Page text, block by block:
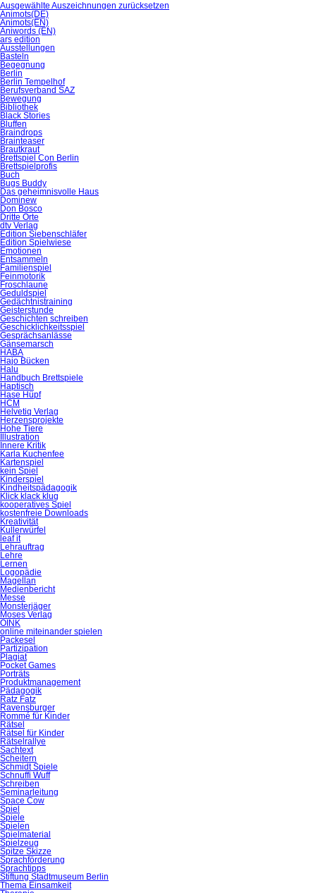
Ausgewählte Auszeichnungen zurücksetzen
Animots(DE)
Animots(EN)
Aniwords (EN)
ars edition
Ausstellungen
Basteln
Begegnung
Berlin
Berlin Tempelhof
Berufsverband SAZ
Bewegung
Bibliothek
Black Stories
Bluffen
Braindrops
Brainteaser
Brautkraut
Brettspiel Con Berlin
Brettspielprofis
Buch
Bugs Buddy
Das geheimnisvolle Haus
Dominew
Don Bosco
Dritte Orte
dtv Verlag
Edition Siebenschläfer
Edition Spielwiese
Emotionen
Entsammeln
Familienspiel
Feinmotorik
Froschlaune
Geduldspiel
Gedächtnistraining
Geisterstunde
Geschichten schreiben
Geschicklichkeitsspiel
Gesprächsanlässe
Gänsemarsch
HABA
Hajo Bücken
Halu
Handbuch Brettspiele
Haptisch
Hase Hüpf
HCM
Helvetiq Verlag
Herzensprojekte
Hohe Tiere
Illustration
Innere Kritik
Karla Kuchenfee
Kartenspiel
kein Spiel
Kinderspiel
Kindheitspädagogik
Klick klack klug
kooperatives Spiel
kostenfreie Downloads
Kreativität
Kullerwürfel
leaf it
Lehrauftrag
Lehre
Lernen
Logopädie
Magellan
Medienbericht
Messe
Monsterjäger
Moses Verlag
OINK
online miteinander spielen
Packesel
Partizipation
Plagiat
Pocket Games
Porträts
Produktmanagement
Pädagogik
Ratz Fatz
Ravensburger
Rommé für Kinder
Rätsel
Rätsel für Kinder
Rätselrallye
Sachtext
Scheitern
Schmidt Spiele
Schnuffi Wuff
Schreiben
Seminarleitung
Space Cow
Spiel
Spiele
Spielen
Spielmaterial
Spielzeug
Spitze Skizze
Sprachförderung
Sprachtipps
Stiftung Stadtmuseum Berlin
Thema Einsamkeit